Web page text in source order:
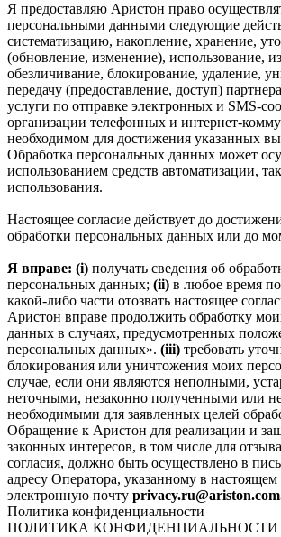
Я предоставляю Аристон право
персональными данными следующие
систематизацию, накопление, хранение,
(обновление, изменение), использование,
обезличивание, блокирование, удаление,
передачу (предоставление, доступ)
услуги по отправке электронных и
организации телефонных и
необходимом для достижения указанных
Обработка персональных данных может
использованием средств автоматизации,
использования.
Настоящее согласие действует до
обработки персональных данных или до
Я вправе: (i) получать сведения об
персональных данных; (ii) в любое время
какой-либо части отозвать настоящее
Аристон вправе продолжить обработку
данных в случаях, предусмотренных
персональных данных». (iii) требовать
блокирования или уничтожения моих
случае, если они являются неполными,
неточными, незаконно полученными или
необходимыми для заявленных целей
Обращение к Аристон для реализации и
законных интересов, в том числе для
согласия, должно быть осуществлено в
адресу Оператора, указанному в настоящем
электронную почту
Политика конфиденциальности
ПОЛИТИКА КОНФИДЕНЦИАЛЬНОСТИ